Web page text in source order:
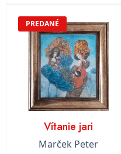
PREDANÉ
Vítanie jari
Marček Peter